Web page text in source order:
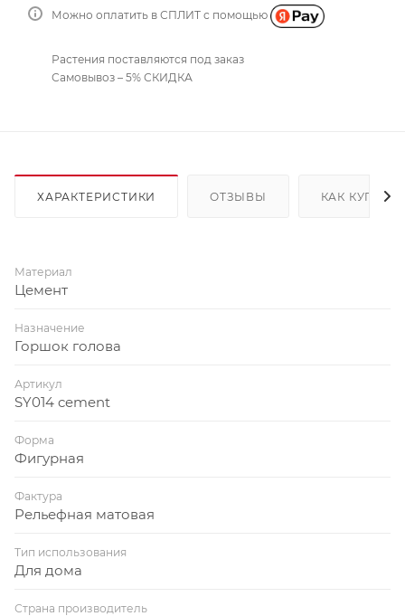
Можно оплатить в СПЛИТ с помощью
Растения поставляются под заказ
Самовывоз – 5% СКИДКА
ХАРАКТЕРИСТИКИ ОТЗЫВЫ КАК КУПИТЬ
Материал
Цемент
Назначение
Горшок голова
Артикул
SY014 cement
Форма
Фигурная
Фактура
Рельефная матовая
Тип использования
Для дома
Страна производитель